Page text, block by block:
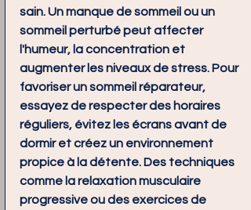
sain. Un manque de sommeil ou un
sommeil perturbé peut affecter
l'humeur, la concentration et
augmenter les niveaux de stress. Pour
favoriser un sommeil réparateur,
essayez de respecter des horaires
réguliers, évitez les écrans avant de
dormir et créez un environnement
propice à la détente. Des techniques
comme la relaxation musculaire
progressive ou des exercices de